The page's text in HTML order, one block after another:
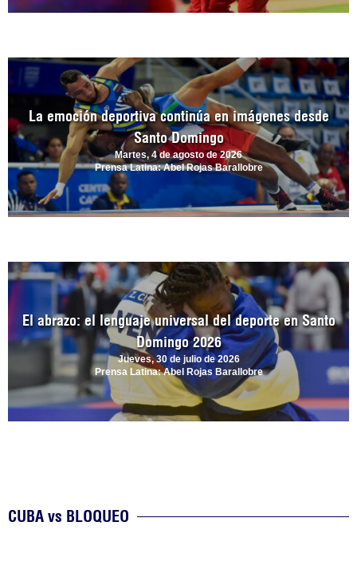
La emoción deportiva continúa en imágenes desde
Santo Domingo
Martes, 4 de agosto de 2026
Prensa Latina: Abel Rojas Barallobre
El abrazo: el lenguaje universal del deporte en Santo
Domingo 2026
Jueves, 30 de julio de 2026
Prensa Latina: Abel Rojas Barallobre
CUBA vs BLOQUEO